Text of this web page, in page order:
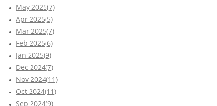
May 2025(7)
Apr 2025(5)
Mar 2025(7)
Feb 2025(6)
Jan 2025(9)
Dec 2024(7)
Nov 2024(11)
Oct 2024(11)
Sep 2024(9)